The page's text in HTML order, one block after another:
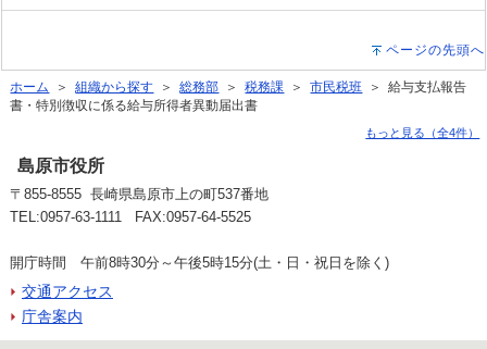
ページの先頭へ
ホーム ＞組織から探す ＞総務部 ＞税務課 ＞市民税班 ＞ 給与支払報告
書・特別徴収に係る給与所得者異動届出書
もっと見る（全4件）
島原市役所
〒855-8555 長崎県島原市上の町537番地
TEL:0957-63-1111 FAX:0957-64-5525
開庁時間 午前8時30分～午後5時15分(土・日・祝日を除く)
交通アクセス
庁舎案内